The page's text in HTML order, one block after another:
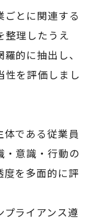
ごとに関連する
整理したうえ
的に抽出し、
性を評価しまし
体である従業員
・意識・行動の
度を多面的に評
プライアンス遵